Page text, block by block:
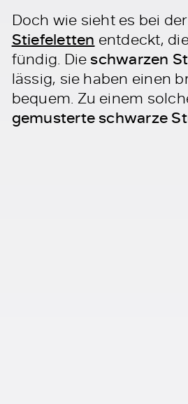
Doch wie sieht es bei
Stiefeletten entdeckt,
fündig. Die schwarzen
lässig, sie haben einen
bequem. Zu einem
gemusterte schwarze